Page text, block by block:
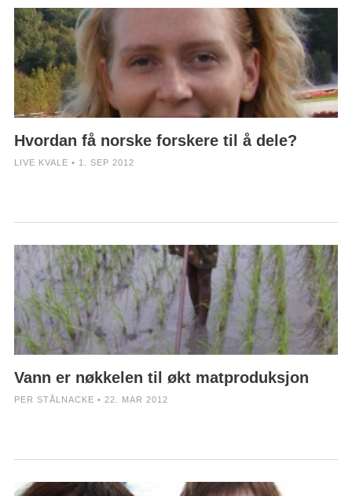
Hvordan få norske forskere til å dele?
LIVE KVALE • 1. SEP 2012
Vann er nøkkelen til økt matproduksjon
PER STÅLNACKE • 22. MAR 2012